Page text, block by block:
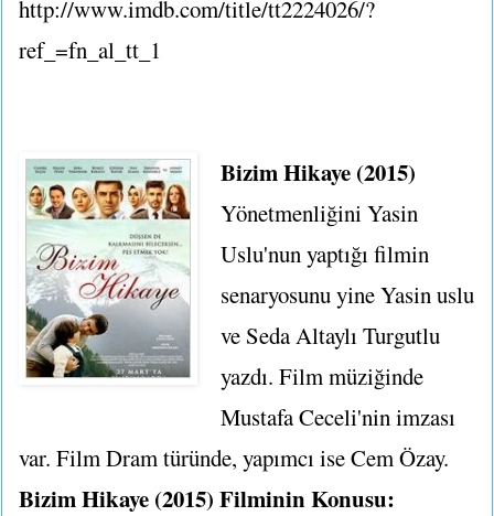
http://www.imdb.com/title/tt2224026/?
ref_=fn_al_tt_1
Bizim Hikaye (2015)
Yönetmenliğini Yasin
Uslu'nun yaptığı filmin
senaryosunu yine Yasin uslu
ve Seda Altaylı Turgutlu
yazdı. Film müziğinde
Mustafa Ceceli'nin imzası
var. Film Dram türünde, yapımcı ise Cem Özay.
Bizim Hikaye (2015) Filminin Konusu: